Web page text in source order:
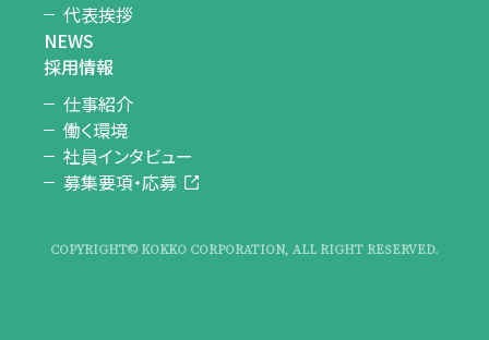
代表挨拶
NEWS
採用情報
仕事紹介
働く環境
社員インタビュー
募集要項・応募
COPYRIGHT© KOKKO CORPORATION, ALL RIGHT RESERVED.